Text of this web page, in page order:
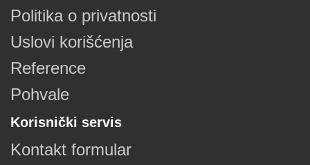
Politika o privatnosti
Uslovi korišćenja
Reference
Pohvale
Korisnički servis
Kontakt formular